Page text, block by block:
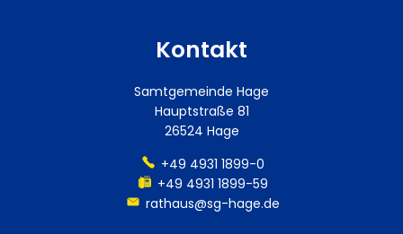
Kontakt
Samtgemeinde Hage
Hauptstraße 81
26524 Hage
+49 4931 1899-0
+49 4931 1899-59
rathaus@sg-hage.de